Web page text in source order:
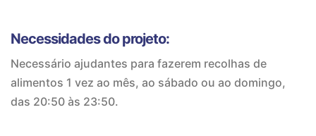
Necessidades do projeto:
Necessário ajudantes para fazerem recolhas de
alimentos 1 vez ao mês, ao sábado ou ao domingo,
das 20:50 às 23:50.